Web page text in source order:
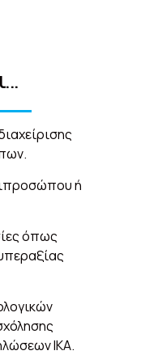
ή
όπως
ΙΚΑ.